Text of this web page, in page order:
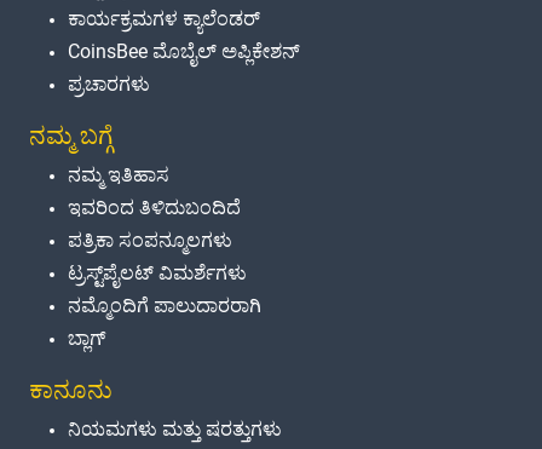
ಕಾರ್ಯಕ್ರಮಗಳ ಕ್ಯಾಲೆಂಡರ್
CoinsBee ಮೊಬೈಲ್ ಅಪ್ಲಿಕೇಶನ್
ಪ್ರಚಾರಗಳು
ನಮ್ಮ ಬಗ್ಗೆ
ನಮ್ಮ ಇತಿಹಾಸ
ಇವರಿಂದ ತಿಳಿದುಬಂದಿದೆ
ಪತ್ರಿಕಾ ಸಂಪನ್ಮೂಲಗಳು
ಟ್ರಸ್ಟ್‌ಪೈಲಟ್ ವಿಮರ್ಶೆಗಳು
ನಮ್ಮೊಂದಿಗೆ ಪಾಲುದಾರರಾಗಿ
ಬ್ಲಾಗ್
ಕಾನೂನು
ನಿಯಮಗಳು ಮತ್ತು ಷರತ್ತುಗಳು